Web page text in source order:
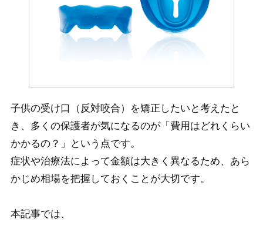
子供の受け口（反対咬合）を矯正したいと考えたと
き、多くの保護者が気になるのが「費用はどれくらい
かかるの？」という点です。
症状や治療法によって金額は大きく異なるため、あら
かじめ相場を把握しておくことが大切です。
本記事では、